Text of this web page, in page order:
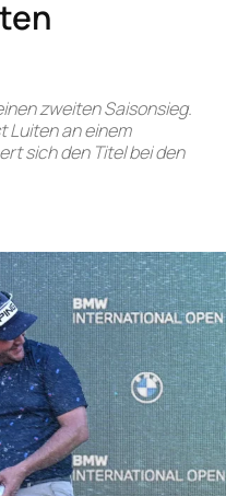
zweiten Saisonsieg.
Luiten an einem
sich den Titel bei den